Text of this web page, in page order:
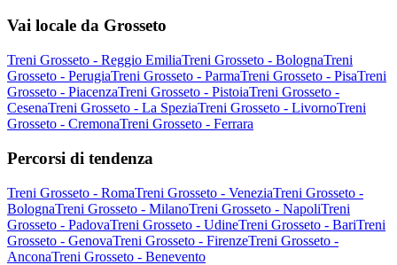
Vai locale da Grosseto
Treni Grosseto - Reggio EmiliaTreni Grosseto - BolognaTreni
Grosseto - PerugiaTreni Grosseto - ParmaTreni Grosseto - PisaTreni
Grosseto - PiacenzaTreni Grosseto - PistoiaTreni Grosseto -
CesenaTreni Grosseto - La SpeziaTreni Grosseto - LivornoTreni
Grosseto - CremonaTreni Grosseto - Ferrara
Percorsi di tendenza
Treni Grosseto - RomaTreni Grosseto - VeneziaTreni Grosseto -
BolognaTreni Grosseto - MilanoTreni Grosseto - NapoliTreni
Grosseto - PadovaTreni Grosseto - UdineTreni Grosseto - BariTreni
Grosseto - GenovaTreni Grosseto - FirenzeTreni Grosseto -
AnconaTreni Grosseto - Benevento